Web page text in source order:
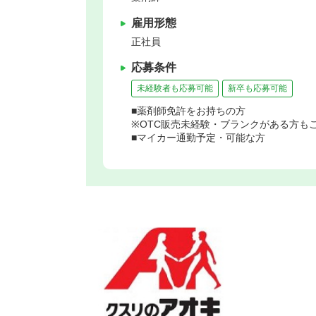
雇用形態
正社員
応募条件
未経験者も応募可能 新卒も応募可能
■薬剤師免許をお持ちの方
※OTC販売未経験・ブランクがある方も
■マイカー通勤予定・可能な方